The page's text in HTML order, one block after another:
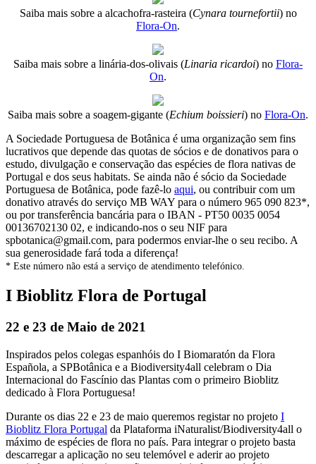
Saiba mais sobre a alcachofra-rasteira (Cynara tournefortii) no
Flora-On.
Saiba mais sobre a linária-dos-olivais (Linaria ricardoi) no Flora-
On.
Saiba mais sobre a soagem-gigante (Echium boissieri) no Flora-On.
A Sociedade Portuguesa de Botânica é uma organização sem fins
lucrativos que depende das quotas de sócios e de donativos para o
estudo, divulgação e conservação das espécies de flora nativas de
Portugal e dos seus habitats. Se ainda não é sócio da Sociedade
Portuguesa de Botânica, pode fazê-lo aqui, ou contribuir com um
donativo através do serviço MB WAY para o número 965 090 823*,
ou por transferência bancária para o IBAN - PT50 0035 0054
00136702130 02, e indicando-nos o seu NIF para
spbotanica@gmail.com, para podermos enviar-lhe o seu recibo. A
sua generosidade fará toda a diferença!
* Este número não está a serviço de atendimento telefónico.
I Bioblitz Flora de Portugal
22 e 23 de Maio de 2021
Inspirados pelos colegas espanhóis do I Biomaratón da Flora
Española, a SPBotânica e a Biodiversity4all celebram o Dia
Internacional do Fascínio das Plantas com o primeiro Bioblitz
dedicado à Flora Portuguesa!
Durante os dias 22 e 23 de maio queremos registar no projeto I
Bioblitz Flora Portugal da Plataforma iNaturalist/Biodiversity4all o
máximo de espécies de flora no país. Para integrar o projeto basta
descarregar a aplicação no seu telemóvel e aderir ao projeto